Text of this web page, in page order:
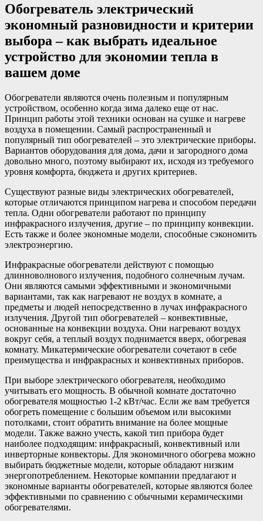
Обогреватель электрический
экономный разновидности и критерии
выбора – как выбрать идеальное
устройство для экономии тепла в
вашем доме
Обогреватели являются очень полезным и популярным
устройством, особенно когда зима далеко еще от нас.
Принцип работы этой техники основан на сушке и нагреве
воздуха в помещении. Самый распространенный и
популярный тип обогревателей – это электрические приборы.
Вариантов оборудования для дома, дачи и загородного дома
довольно много, поэтому выбирают их, исходя из требуемого
уровня комфорта, бюджета и других критериев.
Существуют разные виды электрических обогревателей,
которые отличаются принципом нагрева и способом передачи
тепла. Одни обогреватели работают по принципу
инфракрасного излучения, другие – по принципу конвекции.
Есть также и более экономные модели, способные сэкономить
электроэнергию.
Инфракрасные обогреватели действуют с помощью
длинноволнового излучения, подобного солнечным лучам.
Они являются самыми эффективными и экономичными
вариантами, так как нагревают не воздух в комнате, а
предметы и людей непосредственно в лучах инфракрасного
излучения. Другой тип обогревателей – конвективные,
основанные на конвекции воздуха. Они нагревают воздух
вокруг себя, а теплый воздух поднимается вверх, обогревая
комнату. Микатермические обогреватели сочетают в себе
преимущества и инфракрасных и конвективных приборов.
При выборе электрического обогревателя, необходимо
учитывать его мощность. В обычной комнате достаточно
обогревателя мощностью 1-2 кВт/час. Если же вам требуется
обогреть помещение с большим объемом или высокими
потолками, стоит обратить внимание на более мощные
модели. Также важно учесть, какой тип прибора будет
наиболее подходящим: инфракрасный, конвективный или
инверторные конвекторы. Для экономичного обогрева можно
выбирать бюджетные модели, которые обладают низким
энергопотреблением. Некоторые компании предлагают и
экономные варианты обогревателей, которые являются более
эффективными по сравнению с обычными керамическими
обогревателями.